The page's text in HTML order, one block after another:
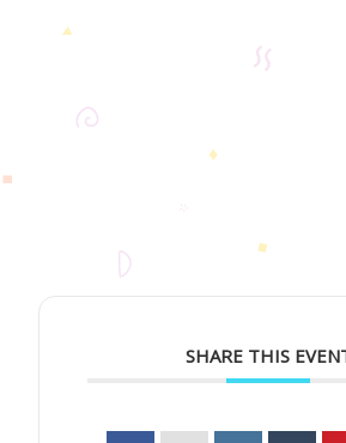
SHARE THIS